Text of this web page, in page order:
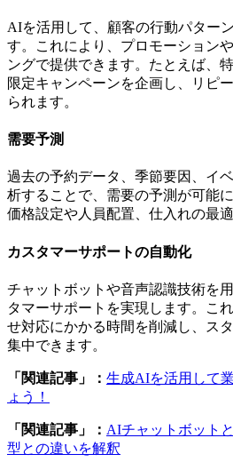
AIを活用して、顧客の行動パター
す。これにより、プロモーション
ングで提供できます。たとえば、
限定キャンペーンを企画し、リピ
られます。
需要予測
過去の予約データ、季節要因、イ
析することで、需要の予測が可能
価格設定や人員配置、仕入れの最
カスタマーサポートの自動化
チャットボットや音声認識技術を
タマーサポートを実現します。こ
せ対応にかかる時間を削減し、ス
集中できます。
「関連記事」： 生成AIを活用して
ょう！
「関連記事」： AIチャットボット
型との違いを解釈